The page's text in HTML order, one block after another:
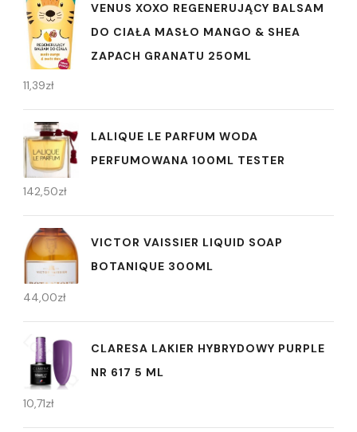
VENUS XOXO REGENERUJĄCY BALSAM
DO CIAŁA MASŁO MANGO & SHEA
ZAPACH GRANATU 250ML
11,39zł
LALIQUE LE PARFUM WODA
PERFUMOWANA 100ML TESTER
142,50zł
VICTOR VAISSIER LIQUID SOAP
BOTANIQUE 300ML
44,00zł
CLARESA LAKIER HYBRYDOWY PURPLE
NR 617 5 ML
10,71zł